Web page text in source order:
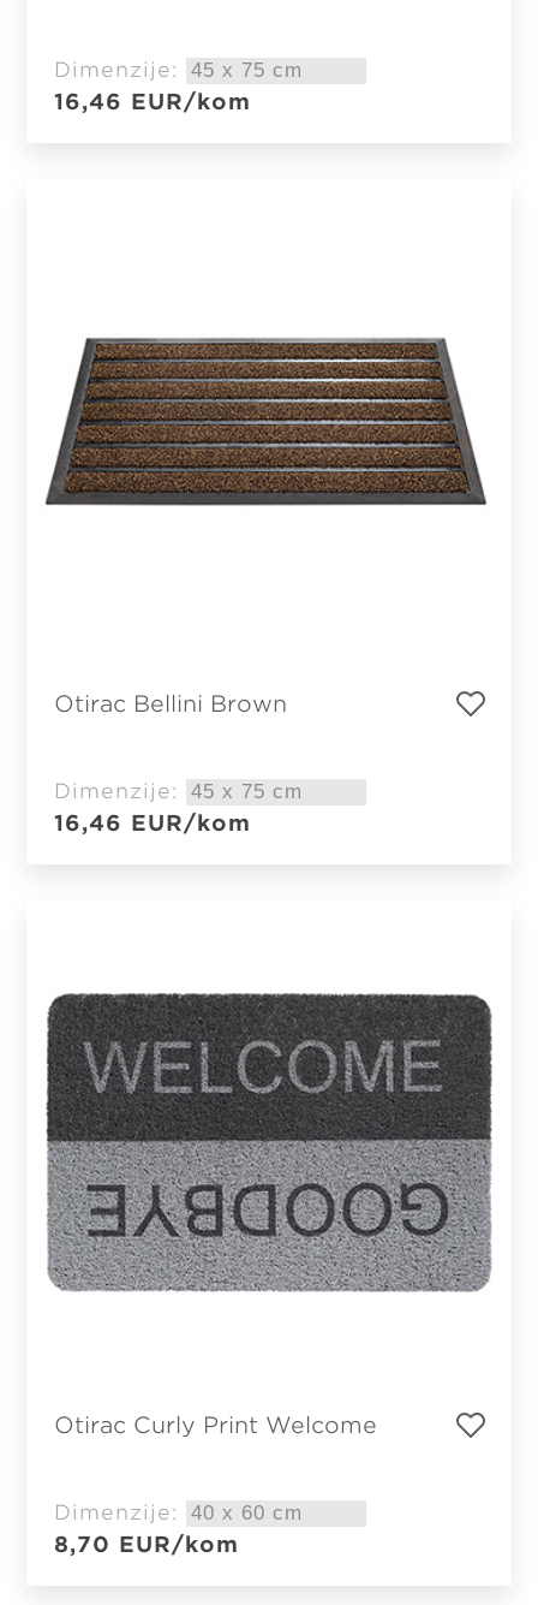
Dimenzije:
16,46 EUR/kom
Otirac Bellini Brown
Dimenzije:
16,46 EUR/kom
Otirac Curly Print Welcome
Dimenzije:
8,70 EUR/kom